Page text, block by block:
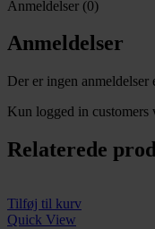
Anmeldelser (0)
Anmeldelser
Der er ingen anmeldelser
Kun logged in customers
Relaterede
Tilføj til kurv
Quick View